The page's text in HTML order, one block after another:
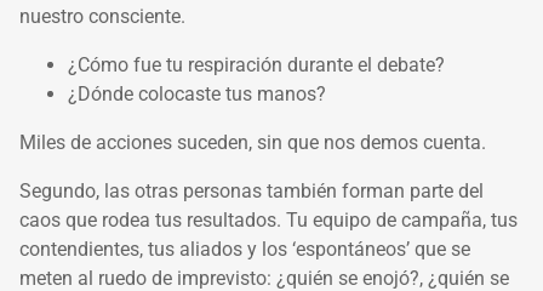
nuestro consciente.
¿Cómo fue tu respiración durante el debate?
¿Dónde colocaste tus manos?
Miles de acciones suceden, sin que nos demos cuenta.
Segundo, las otras personas también forman parte del
caos que rodea tus resultados. Tu equipo de campaña, tus
contendientes, tus aliados y los ‘espontáneos’ que se
meten al ruedo de imprevisto: ¿quién se enojó?, ¿quién se